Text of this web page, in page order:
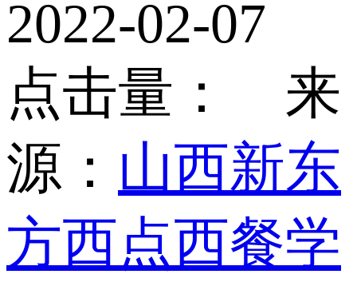
2022-02-07
点击量：
来
源： 山西新东
方西点西餐学